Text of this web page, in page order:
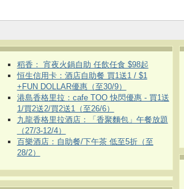
稻香： 宵夜火鍋自助 任飲任食 $98起
恒生信用卡：酒店自助餐 買1送1 / $1
+FUN DOLLAR優惠（至30/9）
港島香格里拉：cafe TOO 快閃優惠 - 買1送
1/買2送2/買2送1（至26/6）
九龍香格里拉酒店：「香聚麵包」午餐放題
（27/3-12/4）
百樂酒店：自助餐/下午茶 低至5折（至
28/2）